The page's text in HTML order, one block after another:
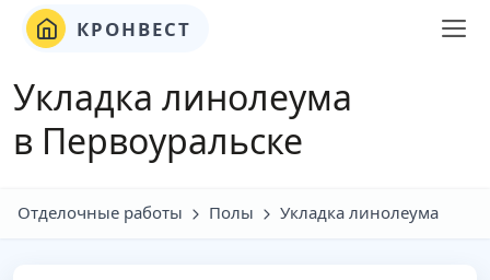
КРОНВЕСТ
Укладка линолеума
в Первоуральске
Отделочные работы Полы Укладка линолеума